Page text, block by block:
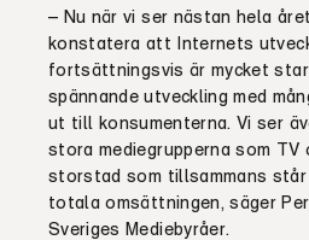
– Nu när vi ser nästan hela
konstatera att Internets
fortsättningsvis är mycket
spännande utveckling med
ut till konsumenterna. Vi ser
stora mediegrupperna som TV
storstad som tillsammans
totala omsättningen, säger
Sveriges Mediebyråer.